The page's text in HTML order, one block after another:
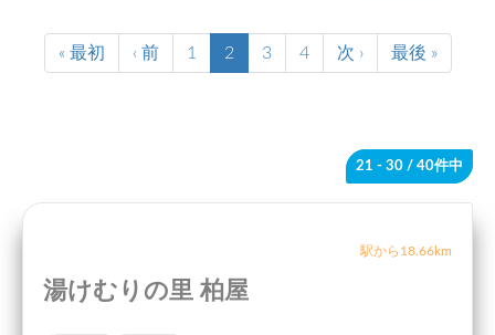
« 最初 ‹ 前 1 2 3 4 次 › 最後 »
21 - 30 / 40件中
駅から18.66km
湯けむりの里 柏屋